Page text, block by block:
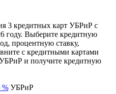
3 кредитных карт УБРиР с
году. Выберите кредитную
процентную ставку,
с кредитными картами
и получите кредитную
% УБРиР